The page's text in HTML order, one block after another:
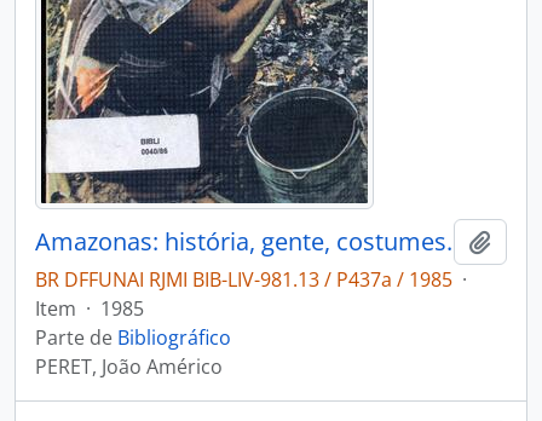
Amazonas: história, gente, costumes.
BR DFFUNAI RJMI BIB-LIV-981.13 / P437a / 1985 ·
Item · 1985
Parte de Bibliográfico
PERET, João Américo